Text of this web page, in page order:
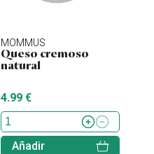
MOMMUS
Queso cremoso
natural
4.99 €
Añadir